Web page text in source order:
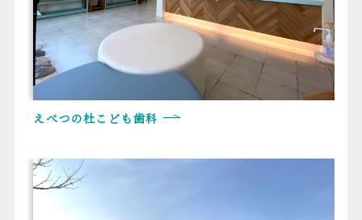
えべつの杜こども歯科